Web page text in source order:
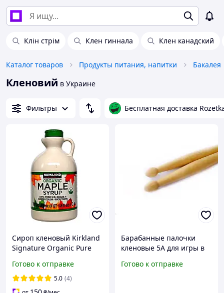
Клін стрім Клен гиннала Клен канадский
Каталог товаров Продукты питания, напитки Бакалея
Кленовий в Украине
Фильтры Бесплатная доставка
Сироп кленовый Kirkland
Signature Organic Pure
Готово к отправке
5.0 (4)
Барабанные палочки
кленовые 5A для игры в
универсальные легкие и
Готово к отправке